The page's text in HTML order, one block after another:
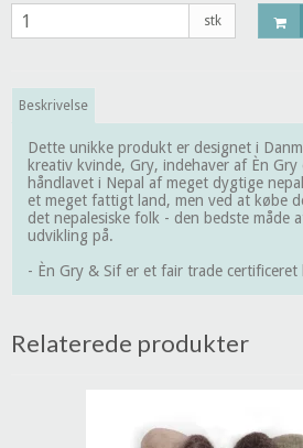
stk
Beskrivelse
Dette unikke produkt er designet i
kreativ kvinde, Gry, indehaver af Èn
håndlavet i Nepal af meget dygtige
et meget fattigt land, men ved at købe
det nepalesiske folk - den bedste måde
udvikling på.
- Èn Gry & Sif er et fair trade certificeret
Relaterede produkter